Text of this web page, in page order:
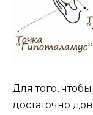
Для того,
достаточно